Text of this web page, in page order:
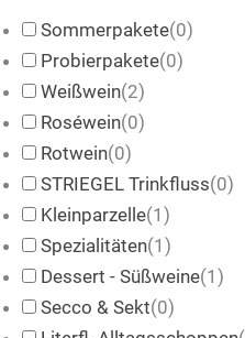
Sommerpakete(0)
Probierpakete(0)
Weißwein(2)
Roséwein(0)
Rotwein(0)
STRIEGEL Trinkfluss(0)
Kleinparzelle(1 )
Spezialitäten(1 )
Dessert - Süßweine(1 )
Secco & Sekt(0)